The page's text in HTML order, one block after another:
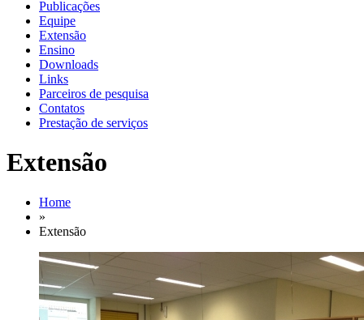
Publicações
Equipe
Extensão
Ensino
Downloads
Links
Parceiros de pesquisa
Contatos
Prestação de serviços
Extensão
Home
»
Extensão